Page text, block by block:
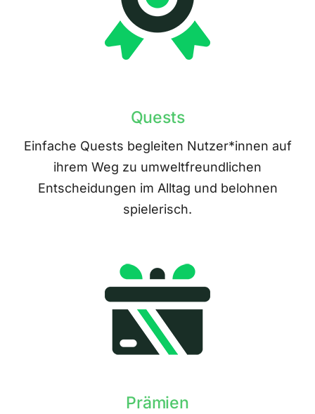
Quests
Einfache Quests begleiten Nutzer*innen auf
ihrem Weg zu umweltfreundlichen
Entscheidungen im Alltag und belohnen
spielerisch.
Prämien